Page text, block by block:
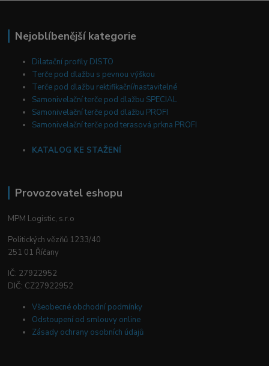
Nejoblíbenější kategorie
Dilatační profily DISTO
Terče pod dlažbu s pevnou výškou
Terče pod dlažbu rektifikační/nastavitelné
Samonivelační terče pod dlažbu SPECIAL
Samonivelační terče pod dlažbu PROFI
Samonivelační terče pod terasová prkna PROFI
KATALOG KE STAŽENÍ
Provozovatel eshopu
MPM Logistic, s.r.o
Politických vězňů 1233/40
251 01 Říčany
IČ: 27922952
DIČ: CZ27922952
Všeobecné obchodní podmínky
Odstoupení od smlouvy online
Zásady ochrany osobních údajů